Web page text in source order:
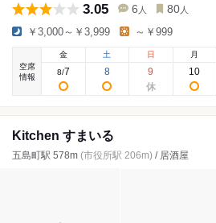
3.05 6 人 80 人
￥3,000～￥3,999 ～￥999
空席
情報
金
8/7
土
8
日
9
月
10
Kitchen すまいる
五島町駅 578m (市役所駅 206m) / 居酒屋